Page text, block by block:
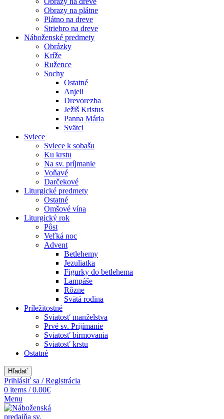
Obrazy na plátne
Plátno na dreve
Striebro na dreve
Náboženské predmety
Obrázky
Kríže
Ružence
Sochy
Ostatné
Anjeli
Drevorezba
Ježiš Kristus
Panna Mária
Svätci
Sviece
Sviece k sobašu
Ku krstu
Na sv. príjmanie
Voňavé
Darčekové
Liturgické predmety
Ostatné
Omšové vína
Liturgický rok
Pôst
Veľká noc
Advent
Betlehemy
Jezuliatka
Figurky do betlehema
Lampáše
Rôzne
Svätá rodina
Príležitostné
Sviatosť manželstva
Prvé sv. Prijímanie
Sviatosť birmovania
Sviatosť krstu
Ostatné
Hľadať
Prihlásiť sa / Registrácia
0 items / 0.00€
Menu